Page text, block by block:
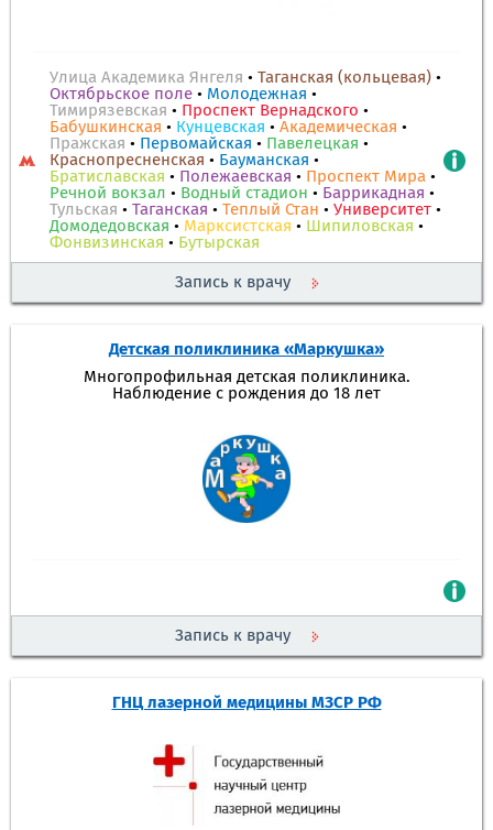
Улица Академика Янгеля • Таганская (кольцевая) •
Октябрьское поле • Молодежная •
Тимирязевская • Проспект Вернадского •
Бабушкинская • Кунцевская • Академическая •
Пражская • Первомайская • Павелецкая •
Краснопресненская • Бауманская •
Братиславская • Полежаевская • Проспект Мира •
Речной вокзал • Водный стадион • Баррикадная •
Тульская • Таганская • Теплый Стан • Университет •
Домодедовская • Марксистская • Шипиловская •
Фонвизинская • Бутырская
Запись к врачу
Детская поликлиника «Маркушка»
Многопрофильная детская поликлиника.
Наблюдение с рождения до 18 лет
Запись к врачу
ГНЦ лазерной медицины МЗСР РФ